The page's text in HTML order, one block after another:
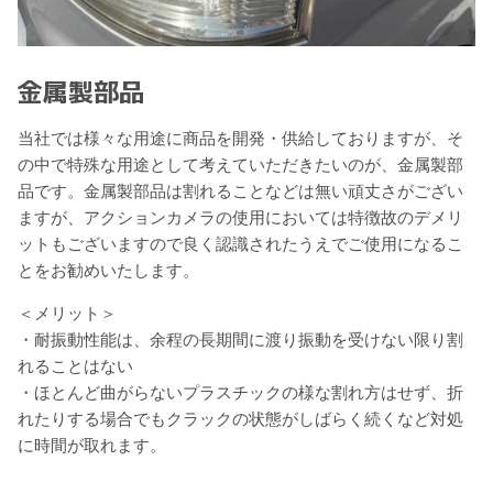
金属製部品
当社では様々な用途に商品を開発・供給しておりますが、そ
の中で特殊な用途として考えていただきたいのが、金属製部
品です。金属製部品は割れることなどは無い頑丈さがござい
ますが、アクションカメラの使用においては特徴故のデメリ
ットもございますので良く認識されたうえでご使用になるこ
とをお勧めいたします。
＜メリット＞
・耐振動性能は、余程の長期間に渡り振動を受けない限り割
れることはない
・ほとんど曲がらないプラスチックの様な割れ方はせず、折
れたりする場合でもクラックの状態がしばらく続くなど対処
に時間が取れます。